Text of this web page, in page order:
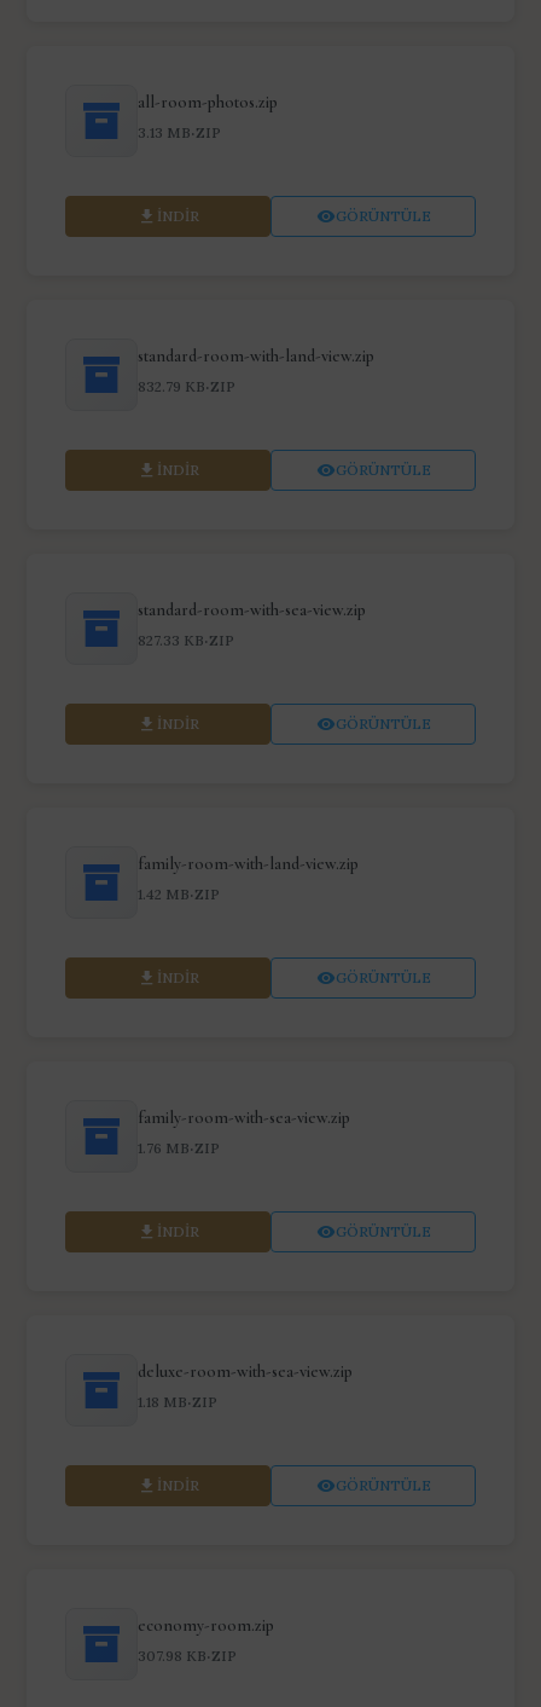
all-room-photos.zip
3.13 MB· ZIP
İNDIR GÖRÜNTÜLE
standard-room-with-land-view.zip
832.79 KB· ZIP
İNDIR GÖRÜNTÜLE
standard-room-with-sea-view.zip
827.33 KB· ZIP
İNDIR GÖRÜNTÜLE
family-room-with-land-view.zip
1.42 MB· ZIP
İNDIR GÖRÜNTÜLE
family-room-with-sea-view.zip
1.76 MB· ZIP
İNDIR GÖRÜNTÜLE
deluxe-room-with-sea-view.zip
1.18 MB· ZIP
İNDIR GÖRÜNTÜLE
economy-room.zip
307.98 KB· ZIP